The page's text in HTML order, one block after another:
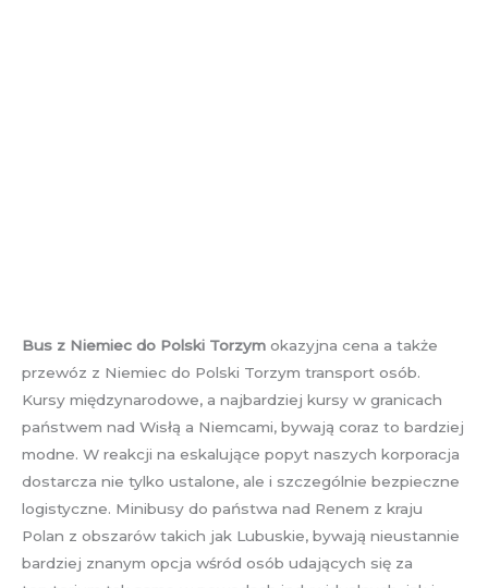
Bus z Niemiec do Polski Torzym okazyjna cena a także
przewóz z Niemiec do Polski Torzym transport osób.
Kursy międzynarodowe, a najbardziej kursy w granicach
państwem nad Wisłą a Niemcami, bywają coraz to bardziej
modne. W reakcji na eskalujące popyt naszych korporacja
dostarcza nie tylko ustalone, ale i szczególnie bezpieczne
logistyczne. Minibusy do państwa nad Renem z kraju
Polan z obszarów takich jak Lubuskie, bywają nieustannie
bardziej znanym opcja wśród osób udających się za